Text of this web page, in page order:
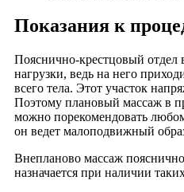
Показания к
Пояснично-крестцовый отдел
нагрузки, ведь на него
всего тела. Этот участок
Поэтому плановый массаж в
можно порекомендовать
он ведет малоподвижный
Внепланово массаж
назначается при наличии